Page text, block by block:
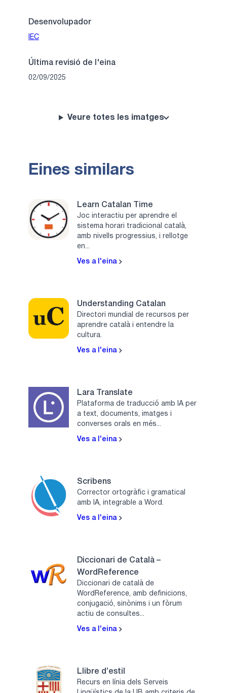
Desenvolupador
IEC
Última revisió de l'eina
02/09/2025
Veure totes les imatges
Eines similars
Learn Catalan Time
Joc interactiu per aprendre el
sistema horari tradicional català,
amb nivells progressius, i rellotge
en...
Ves a l'eina
Understanding Catalan
Directori mundial de recursos per
aprendre català i entendre la
cultura.
Ves a l'eina
Lara Translate
Plataforma de traducció amb IA per
a text, documents, imatges i
converses orals en més...
Ves a l'eina
Scribens
Corrector ortogràfic i gramatical
amb IA, integrable a Word.
Ves a l'eina
Diccionari de Català –
WordReference
Diccionari de català de
WordReference, amb definicions,
conjugació, sinònims i un fòrum
actiu de consultes...
Ves a l'eina
Llibre d’estil
Recurs en línia dels Serveis